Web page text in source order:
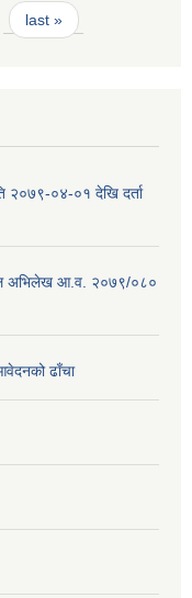
last »
२०७९-०४-०१ देखि दर्ता
मुल अभिलेख आ.व. २०७९/०८०
ढाँचा